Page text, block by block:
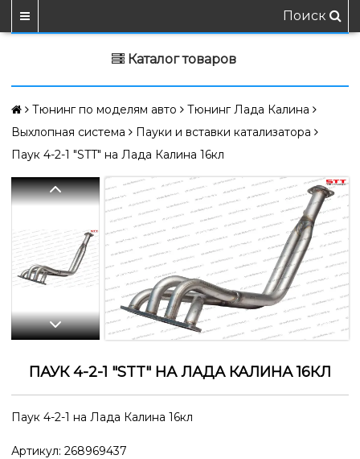
Поиск
Каталог товаров
Тюнинг по моделям авто
Тюнинг Лада Калина
Выхлопная система
Пауки и вставки катализатора
Паук 4-2-1 "STT" на Лада Калина 16кл
ПАУК 4-2-1 "STT" НА ЛАДА КАЛИНА 16КЛ
Паук 4-2-1 на Лада Калина 16кл
Артикул: 268969437